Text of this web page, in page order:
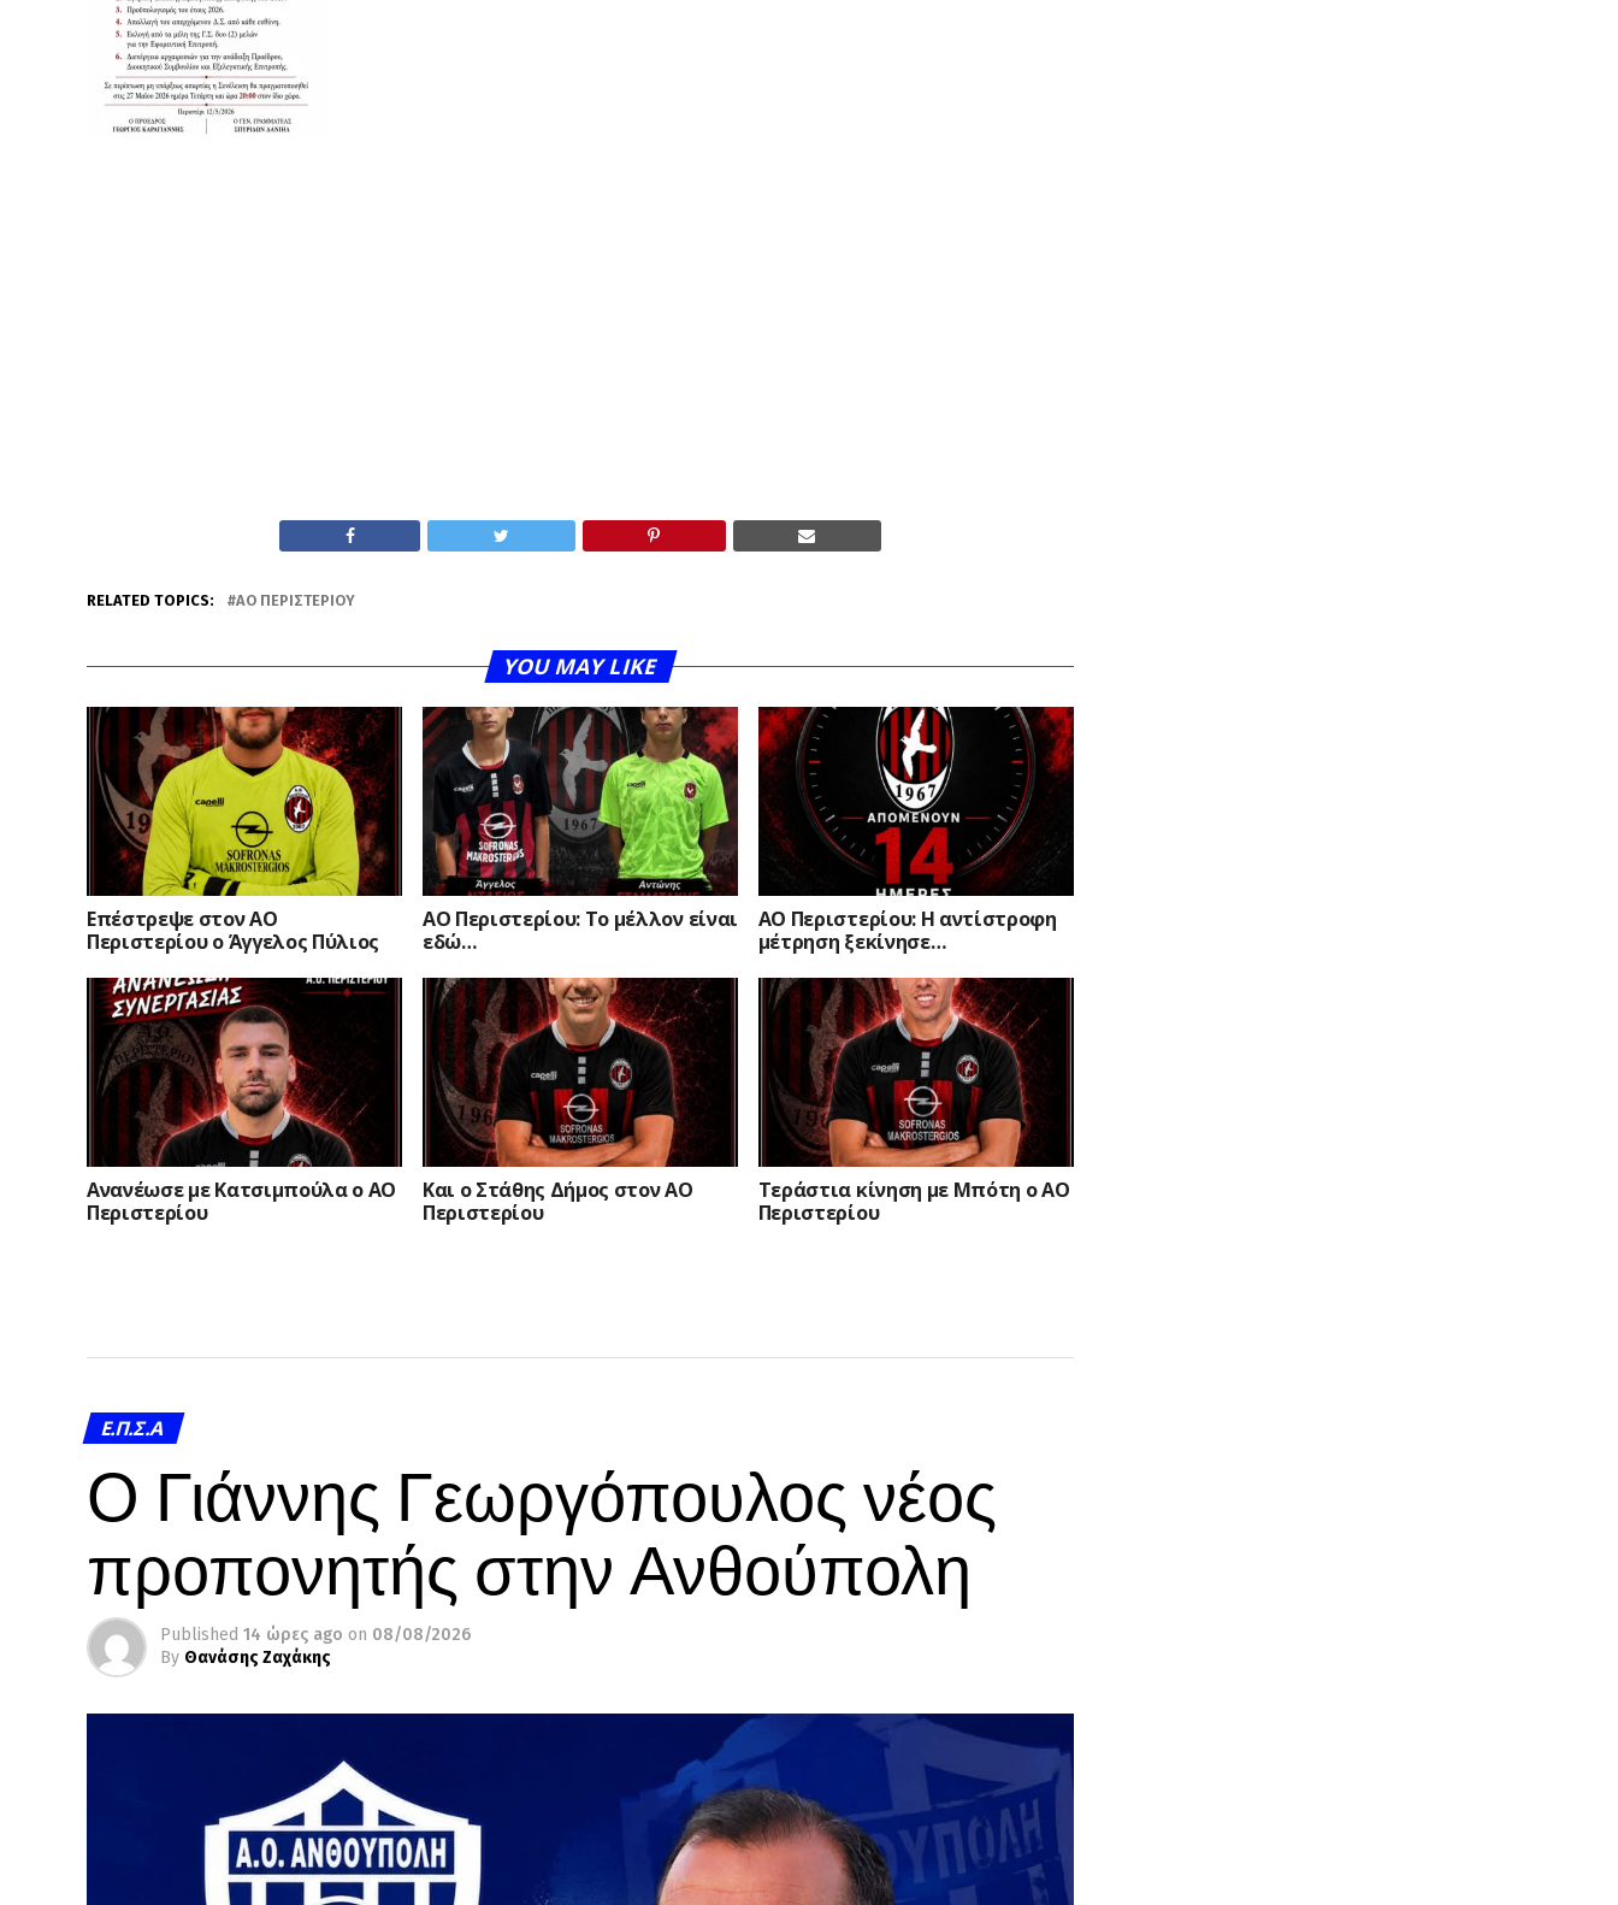
RELATED TOPICS: ΑΟ ΠΕΡΙΣΤΕΡΊΟΥ
YOU MAY LIKE
Επέστρεψε στον ΑΟ
Περιστερίου ο Άγγελος Πύλιος
ΑΟ Περιστερίου: Το μέλλον είναι
εδώ…
ΑΟ Περιστερίου: Η αντίστροφη
μέτρηση ξεκίνησε…
Ανανέωσε με Κατσιμπούλα ο ΑΟ
Περιστερίου
Και ο Στάθης Δήμος στον ΑΟ
Περιστερίου
Τεράστια κίνηση με Μπότη ο ΑΟ
Περιστερίου
Ε.Π.Σ.Α
Ο Γιάννης Γεωργόπουλος νέος
προπονητής στην Ανθούπολη
Published 14 ώρες ago on 08/08/2026
By Θανάσης Ζαχάκης